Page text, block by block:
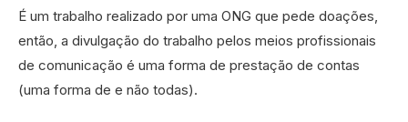
É um trabalho realizado por uma ONG que pede doações,
então, a divulgação do trabalho pelos meios profissionais
de comunicação é uma forma de prestação de contas
(uma forma de e não todas).